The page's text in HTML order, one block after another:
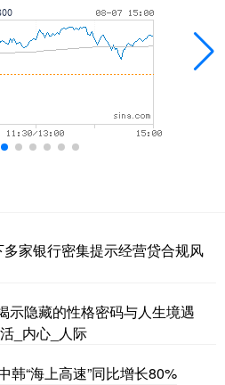
多家银行密集提示经营贷合规风
示隐藏的性格密码与人生境遇
_内心_人际
韩“海上高速”同比增长80%